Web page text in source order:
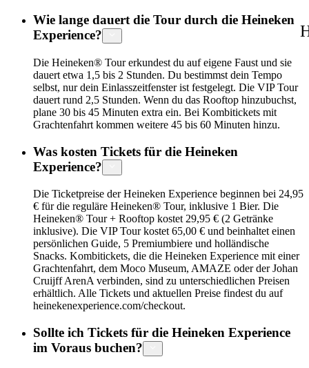
Wie lange dauert die Tour durch die Heineken
Experience?
Die Heineken® Tour erkundest du auf eigene Faust und sie
dauert etwa 1,5 bis 2 Stunden. Du bestimmst dein Tempo
selbst, nur dein Einlasszeitfenster ist festgelegt. Die VIP Tour
dauert rund 2,5 Stunden. Wenn du das Rooftop hinzubuchst,
plane 30 bis 45 Minuten extra ein. Bei Kombitickets mit
Grachtenfahrt kommen weitere 45 bis 60 Minuten hinzu.
Was kosten Tickets für die Heineken
Experience?
Die Ticketpreise der Heineken Experience beginnen bei 24,95
€ für die reguläre Heineken® Tour, inklusive 1 Bier. Die
Heineken® Tour + Rooftop kostet 29,95 € (2 Getränke
inklusive). Die VIP Tour kostet 65,00 € und beinhaltet einen
persönlichen Guide, 5 Premiumbiere und holländische
Snacks. Kombitickets, die die Heineken Experience mit einer
Grachtenfahrt, dem Moco Museum, AMAZE oder der Johan
Cruijff ArenA verbinden, sind zu unterschiedlichen Preisen
erhältlich. Alle Tickets und aktuellen Preise findest du auf
heinekenexperience.com/checkout.
Sollte ich Tickets für die Heineken Experience
im Voraus buchen?